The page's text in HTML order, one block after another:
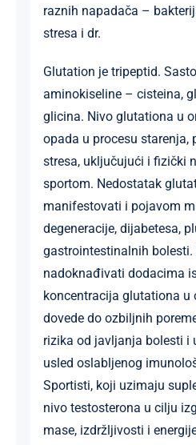
raznih napadača –
stresa i dr.
Glutation je tripeptid.
aminokiseline – cisteina,
glicina. Nivo glutationa u
opada u procesu starenja,
stresa, uključujući i fizički
sportom. Nedostatak
manifestovati i pojavom
degeneracije, dijabetesa,
gastrointestinalnih bolesti.
nadoknađivati dodacima
koncentracija glutationa u
dovede do ozbiljnih
rizika od javljanja bolesti i
usled oslabljenog
Sportisti, koji uzimaju
nivo testosterona u cilju
mase, izdržljivosti i